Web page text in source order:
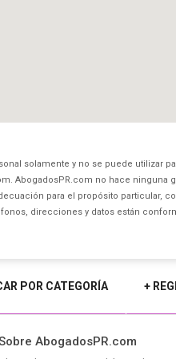
solamente y no se puede utilizar
AbogadosPR.com no hace ninguna
para el propósito particular,
direcciones y datos están
POR CATEGORÍA +
AbogadosPR.com